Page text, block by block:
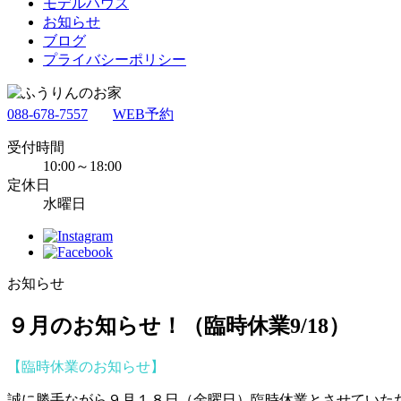
モデルハウス
お知らせ
ブログ
プライバシーポリシー
088-678-7557 WEB予約
受付時間
10:00～18:00
定休日
水曜日
お知らせ
９月のお知らせ！（臨時休業9/18）
【臨時休業のお知らせ】